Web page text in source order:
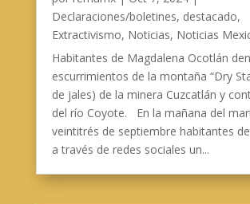
Declaraciones/boletines, destacado,
Extractivismo, Noticias, Noticias
Habitantes de Magdalena Ocotlán
escurrimientos de la montaña “Dry
de jales) de la minera Cuzcatlán y
del río Coyote. En la mañana del
veintitrés de septiembre habitantes
a través de redes sociales un...